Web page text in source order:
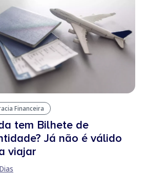
Financeira
tem Bilhete de
Já não é válido
viajar